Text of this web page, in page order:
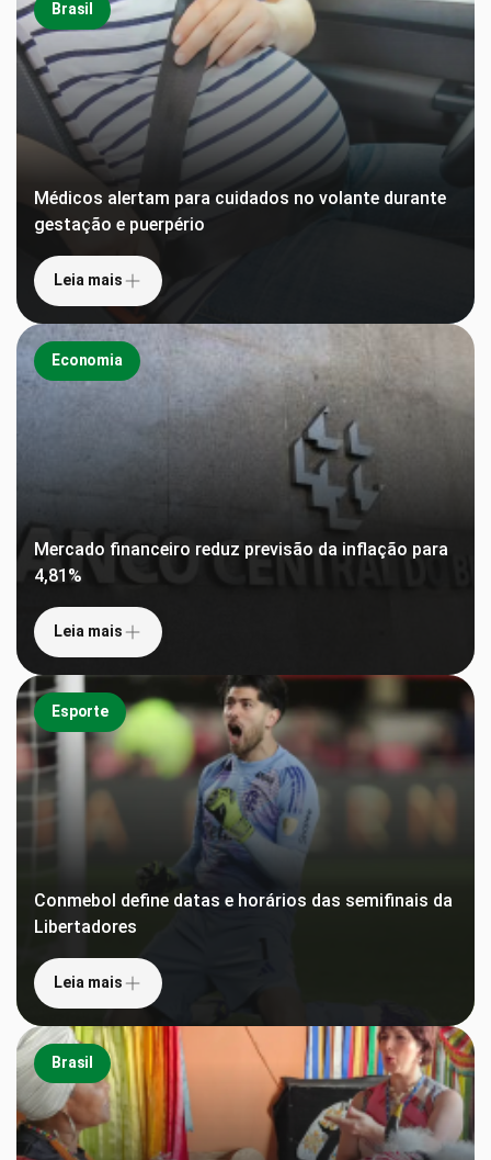
Brasil
Médicos alertam para cuidados no volante durante
gestação e puerpério
Leia mais
Economia
Mercado financeiro reduz previsão da inflação para
4,81%
Leia mais
Esporte
Conmebol define datas e horários das semifinais da
Libertadores
Leia mais
Brasil